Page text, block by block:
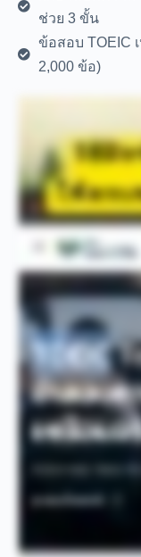
ช่วย 3 ขั้น
ข้อสอบ TOEIC
2,000 ข้อ)